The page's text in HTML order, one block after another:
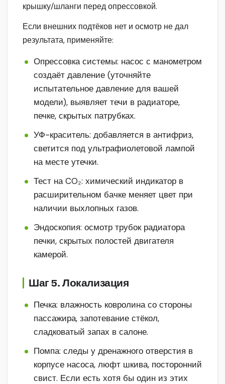
крышку/шланги перед опрессовкой.
Если внешних подтёков нет и осмотр не дал
результата, применяйте:
Опрессовка системы: насос с манометром
создаёт давление (уточняйте
испытательное давление для вашей
модели), выявляет течи в радиаторе,
печке, скрытых патрубках.
УФ-краситель: добавляется в антифриз,
светится под ультрафиолетовой лампой
на месте утечки.
Тест на CO₂: химический индикатор в
расширительном бачке меняет цвет при
наличии выхлопных газов.
Эндоскопия: осмотр трубок радиатора
печки, скрытых полостей двигателя
камерой.
Шаг 5. Локализация
Печка: влажность ковролина со стороны
пассажира, запотевание стёкол,
сладковатый запах в салоне.
Помпа: следы у дренажного отверстия в
корпусе насоса, люфт шкива, посторонний
свист. Если есть хотя бы один из этих